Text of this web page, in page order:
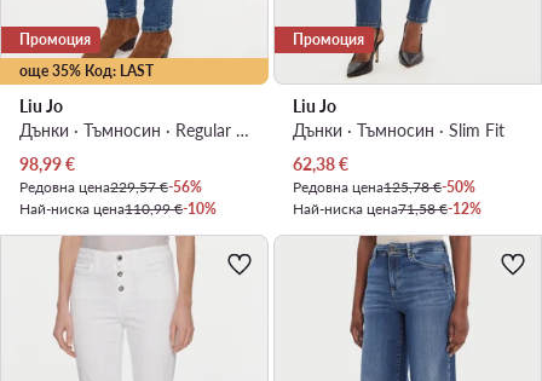
още 35% Код: LAST
Промоция
Liu Jo
Дънки · Тъмносин · Regular Fit
Актуална цена
98,99€
Редовна цена229,57 €-56%
Най-ниска цена110,99 €-10%
Промоция
Liu Jo
Дънки · Тъмносин · Slim Fit
Актуална цена
62,38€
Редовна цена125,78 €-50%
Най-ниска цена71,58 €-12%